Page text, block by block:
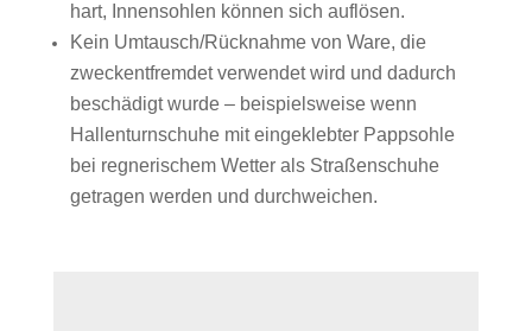
hart, Innensohlen können sich auflösen.
Kein Umtausch/Rücknahme von Ware, die
zweckentfremdet verwendet wird und dadurch
beschädigt wurde – beispielsweise wenn
Hallenturnschuhe mit eingeklebter Pappsohle
bei regnerischem Wetter als Straßenschuhe
getragen werden und durchweichen.